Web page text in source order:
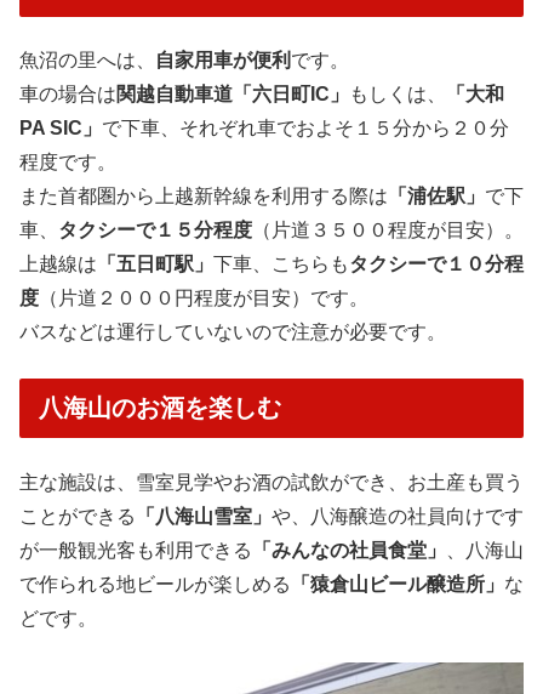
魚沼の里へは、 自家用車が便利 です。
車の場合は関越自動車道「六日町IC」 もしくは、
「大和
PA SIC」 で下車、それぞれ車でおよそ１５分から２０分
程度です。
また首都圏から上越新幹線を利用する際は 「浦佐駅」 で下
車、 タクシーで１５分程度 （片道３５００程度が目安）。
上越線は 「五日町駅」 下車、こちらもタクシーで１０分程
度 （片道２０００円程度が目安）です。
バスなどは運行していないので注意が必要です。
八海山のお酒を楽しむ
主な施設は、雪室見学やお酒の試飲ができ、お土産も買う
ことができる
「八海山雪室」 や、八海醸造の社員向けです
が一般観光客も利用できる
「みんなの社員食堂」
、八海山
で作られる地ビールが楽しめる
「猿倉山ビール醸造所」 な
どです。